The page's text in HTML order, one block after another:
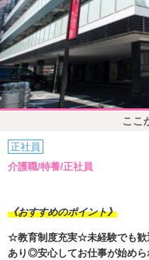
ここ
正社員
介護職/特養/正社員
《おすすめのポイント》
☆教育制度充実☆未経験でも歓
あり◎安心してお仕事が始めら